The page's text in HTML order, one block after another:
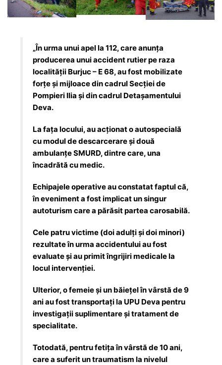
„În urma unui apel la 112, care anunța
producerea unui accident rutier pe raza
localității Burjuc – E 68, au fost mobilizate
forțe și mijloace din cadrul Secției de
Pompieri Ilia și din cadrul Detașamentului
Deva.
La fața locului, au acționat o autospecială
cu modul de descarcerare și două
ambulanțe SMURD, dintre care, una
încadrătă cu medic.
Echipajele operative au constatat faptul că,
în eveniment a fost implicat un singur
autoturism care a părăsit partea carosabilă.
Cele patru victime (doi adulți și doi minori)
rezultate în urma accidentului au fost
evaluate și au primit îngrijiri medicale la
locul intervenției.
Ulterior, o femeie și un băiețel în vârstă de 9
ani au fost transportați la UPU Deva pentru
investigații suplimentare și tratament de
specialitate.
Totodată, pentru fetița în vârstă de 10 ani,
care a suferit un traumatism la nivelul